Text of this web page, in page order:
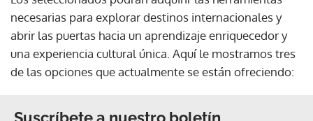
necesarias para explorar destinos internacionales y
abrir las puertas hacia un aprendizaje enriquecedor y
una experiencia cultural única. Aquí le mostramos tres
de las opciones que actualmente se están ofreciendo:
Suscríbete a nuestro boletín